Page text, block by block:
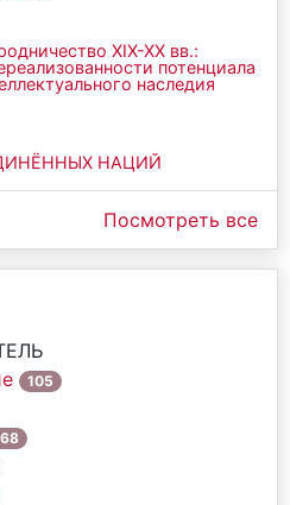
ХIХ-ХХ вв.:
потенциала
наследия
НАЦИЙ
Посмотреть все
105